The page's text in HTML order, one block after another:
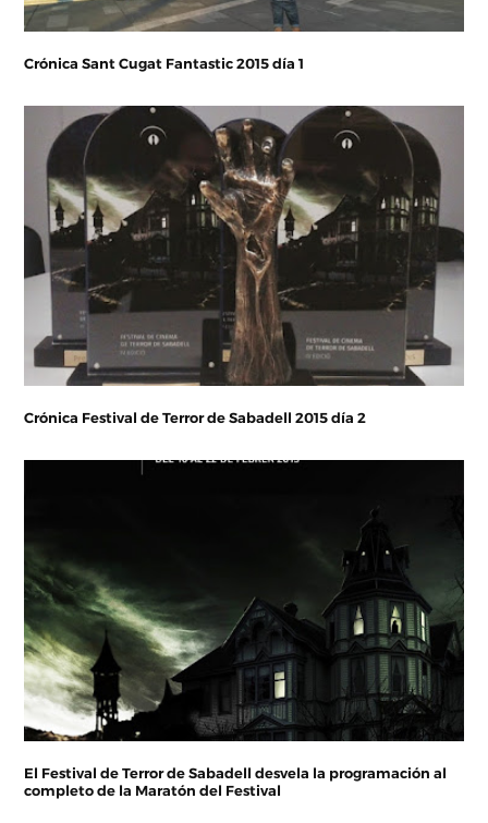
Crónica Sant Cugat Fantastic 2015 día 1
Crónica Festival de Terror de Sabadell 2015 día 2
El Festival de Terror de Sabadell desvela la programación al
completo de la Maratón del Festival